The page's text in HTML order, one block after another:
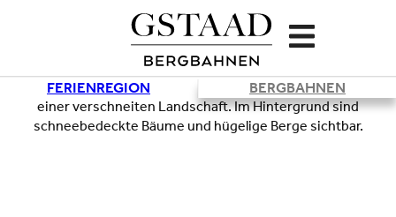
FERIENREGION BERGBAHNEN